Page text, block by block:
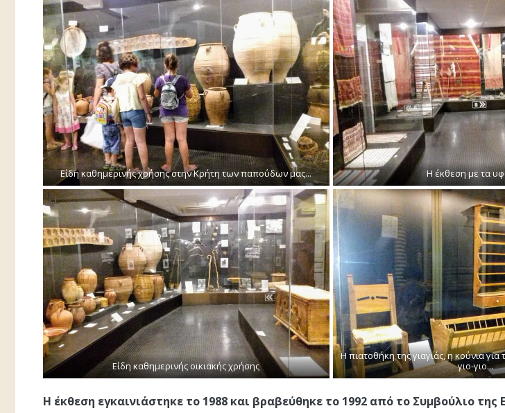
Είδη καθημερινής χρήσης στην Κρήτη των παπούδων μας... Η έκθεση με τα
Είδη καθημερινής οικιακής χρήσης
Η πιατοθήκη της γιαγιάς, η κούνια για το μωρό και το καρεκλάκι
γιο-γιο...
Η έκθεση εγκαινιάστηκε το 1988 και βραβεύθηκε το 1992 από το Συμβούλιο της